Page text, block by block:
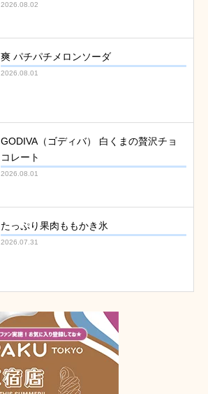
2026.08.02
爽 パチパチメロンソーダ
2026.08.01
GODIVA（ゴディバ） 白くまの贅沢チョ
コレート
2026.08.01
たっぷり果肉ももかき氷
2026.07.31